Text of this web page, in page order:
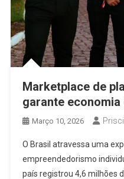
Marketplace de
garante economia
Março 10, 2026
O Brasil atravessa uma
empreendedorismo
país registrou 4,6 milhões